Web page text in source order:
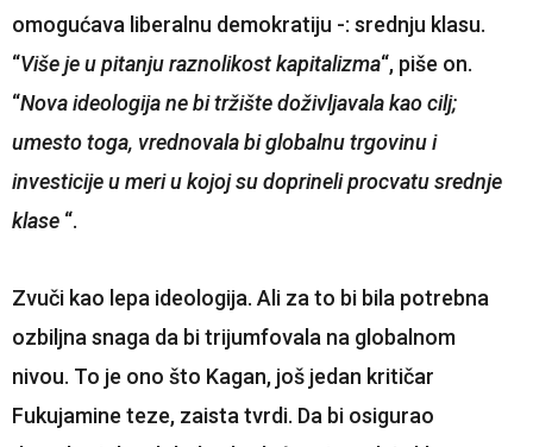
omogućava liberalnu demokratiju -: srednju klasu.
“Više je u pitanju raznolikost kapitalizma“, piše on.
“Nova ideologija ne bi tržište doživljavala kao cilj;
umesto toga, vrednovala bi globalnu trgovinu i
investicije u meri u kojoj su doprineli procvatu srednje
klase “.
Zvuči kao lepa ideologija. Ali za to bi bila potrebna
ozbiljna snaga da bi trijumfovala na globalnom
nivou. To je ono što Kagan, još jedan kritičar
Fukujamine teze, zaista tvrdi. Da bi osigurao